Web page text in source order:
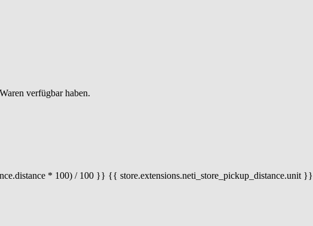
verfügbar haben.
* 100) / 100 }} {{ store.extensions.neti_store_pickup_distance.unit }}